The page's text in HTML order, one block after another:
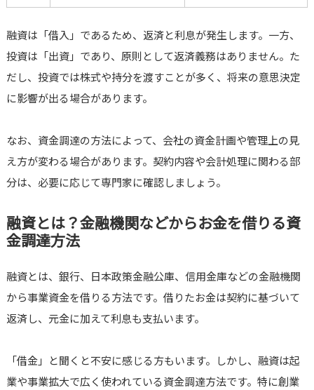
融資は「借入」であるため、返済と利息が発生します。一方、
投資は「出資」であり、原則として返済義務はありません。た
だし、投資では株式や持分を渡すことが多く、将来の意思決定
に影響が出る場合があります。
なお、資金調達の方法によって、会社の資金計画や管理上の見
え方が変わる場合があります。契約内容や会計処理に関わる部
分は、必要に応じて専門家に確認しましょう。
融資とは？金融機関などからお金を借りる資
金調達方法
融資とは、銀行、日本政策金融公庫、信用金庫などの金融機関
から事業資金を借りる方法です。借りたお金は契約に基づいて
返済し、元金に加えて利息も支払います。
「借金」と聞くと不安に感じる方もいます。しかし、融資は起
業や事業拡大で広く使われている資金調達方法です。特に創業